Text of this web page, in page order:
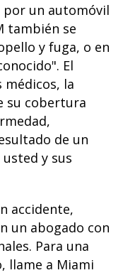
un automóvil
también se
y fuga, o en
El
médicos, la
su cobertura
de un
y sus
accidente,
un abogado con
Para una
llame a Miami